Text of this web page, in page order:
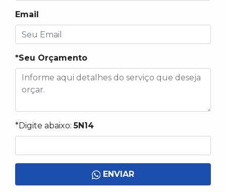
Email
*Seu Orçamento
*Digite abaixo:5N14
ENVIAR